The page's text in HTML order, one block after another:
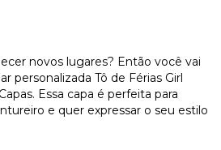
novos lugares? Então você vai
personalizada Tô de Férias Girl
Essa capa é perfeita para
e quer expressar o seu estilo